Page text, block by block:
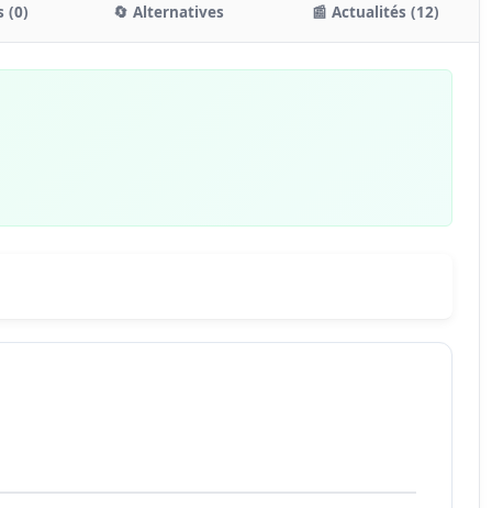
(0) 🔄 Alternatives 📰 Actualités (12)